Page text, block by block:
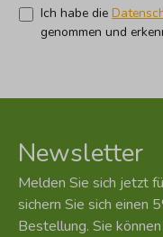
Ich habe die
genommen und
Newsletter
Melden Sie sich jetzt
sichern Sie sich einen
Bestellung. Sie